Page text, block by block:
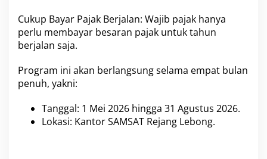
Cukup Bayar Pajak Berjalan: Wajib pajak hanya
perlu membayar besaran pajak untuk tahun
berjalan saja.
Program ini akan berlangsung selama empat bulan
penuh, yakni:
Tanggal: 1 Mei 2026 hingga 31 Agustus 2026.
Lokasi: Kantor SAMSAT Rejang Lebong.